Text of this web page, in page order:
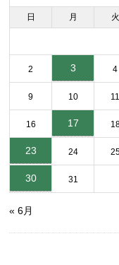
日 月 火
2 3 4
9 10 11
16 17
23 24
30 31
« 6月